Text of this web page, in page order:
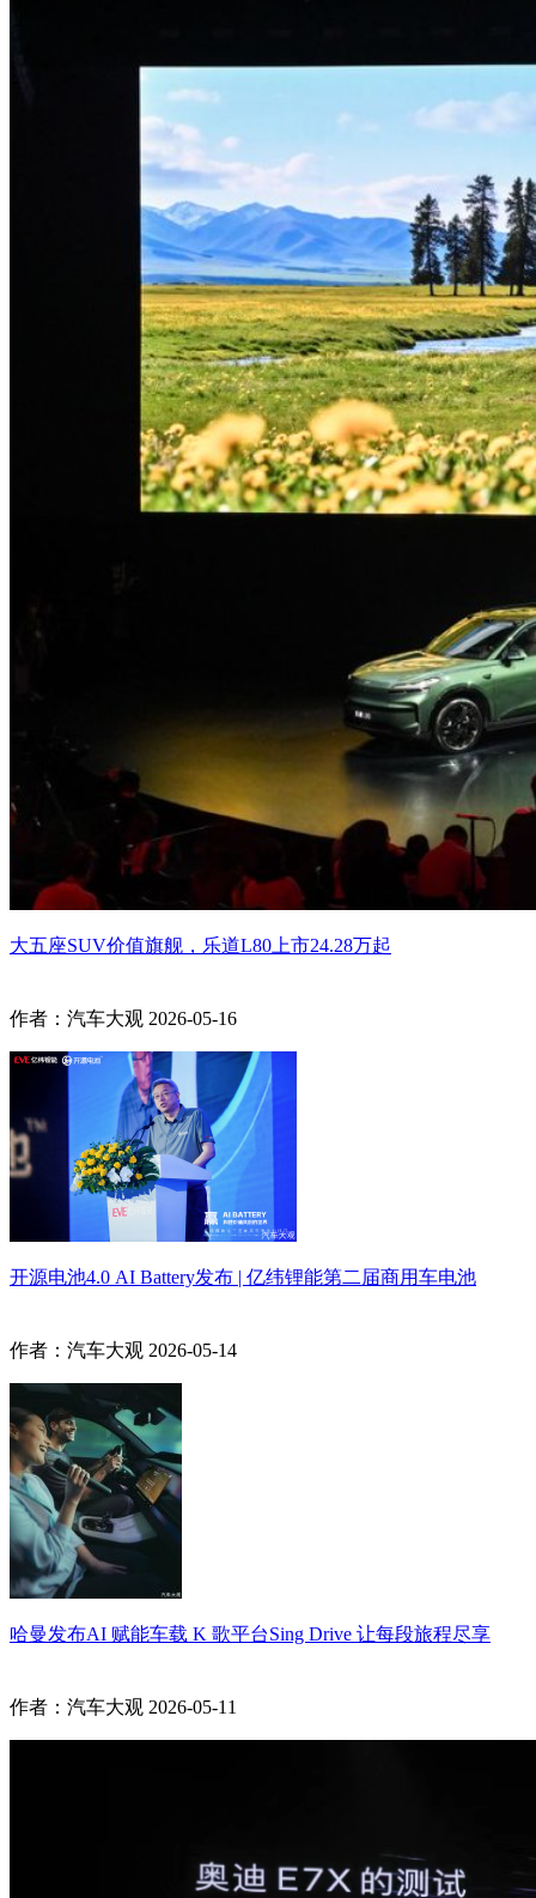
大五座SUV价值旗舰，乐道L80上市24.28万起
作者：汽车大观 2026-05-16
开源电池4.0 AI Battery发布 | 亿纬锂能第二届商用车电池
作者：汽车大观 2026-05-14
哈曼发布AI 赋能车载 K 歌平台Sing Drive 让每段旅程尽享
作者：汽车大观 2026-05-11